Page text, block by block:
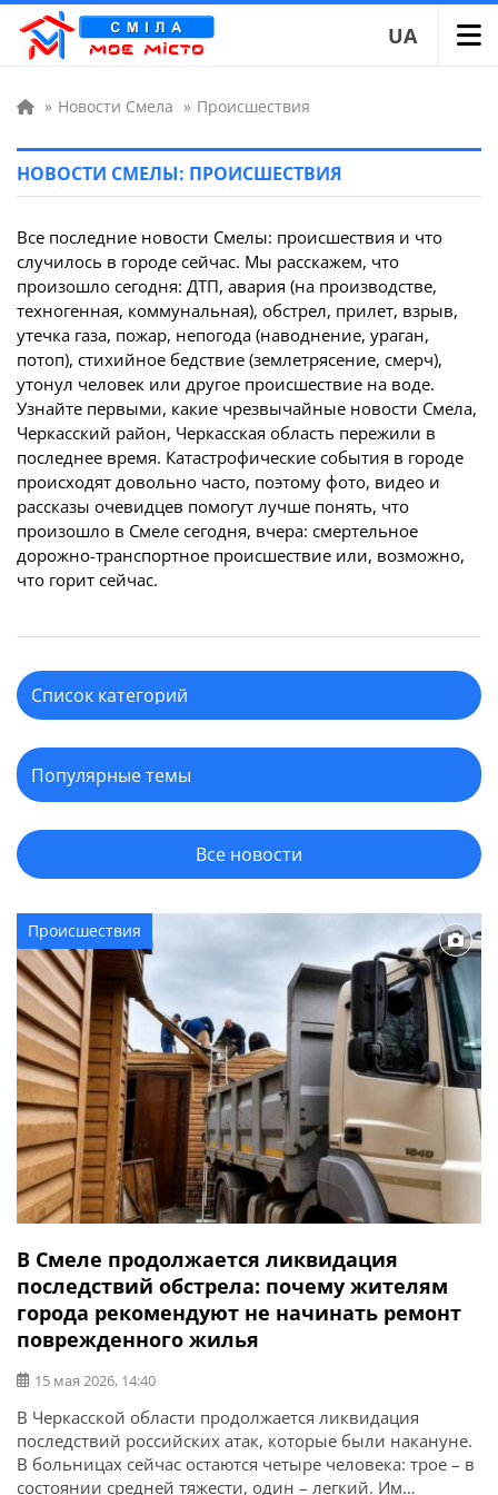
UA
» Новости Смела » Происшествия
НОВОСТИ СМЕЛЫ: ПРОИСШЕСТВИЯ
Все последние новости Смелы: происшествия и что
случилось в городе сейчас. Мы расскажем, что
произошло сегодня: ДТП, авария (на производстве,
техногенная, коммунальная), обстрел, прилет, взрыв,
утечка газа, пожар, непогода (наводнение, ураган,
потоп), стихийное бедствие (землетрясение, смерч),
утонул человек или другое происшествие на воде.
Узнайте первыми, какие чрезвычайные новости Смела,
Черкасский район, Черкасская область пережили в
последнее время. Катастрофические события в городе
происходят довольно часто, поэтому фото, видео и
рассказы очевидцев помогут лучше понять, что
произошло в Смеле сегодня, вчера: смертельное
дорожно-транспортное происшествие или, возможно,
что горит сейчас.
Все новости
Происшествия
В Смеле продолжается ликвидация
последствий обстрела: почему жителям
города рекомендуют не начинать ремонт
поврежденного жилья
15 мая 2026, 14:40
В Черкасской области продолжается ликвидация
последствий российских атак, которые были накануне.
В больницах сейчас остаются четыре человека: трое – в
состоянии средней тяжести, один – легкий. Им